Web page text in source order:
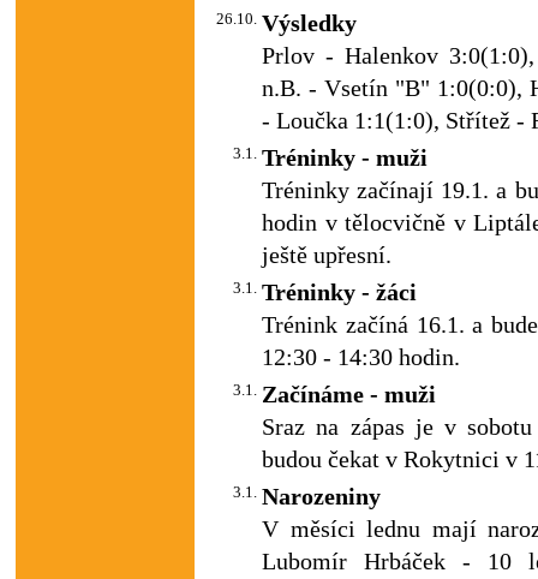
26.10. Výsledky
Prlov - Halenkov
n.B. - Vsetín "B" 1:0(0:0),
- Loučka 1:1(1:0), Střítež -
3.1. Tréninky - muži
Tréninky začínají 19.1. a
hodin v tělocvičně v
ještě upřesní.
3.1. Tréninky - žáci
Trénink začíná 16.1. a
12:30 - 14:30 hodin.
3.1. Začínáme - muži
Sraz na zápas je v
budou čekat v Rokytnici v
3.1. Narozeniny
V měsíci lednu mají
Lubomír Hrbáček - 10